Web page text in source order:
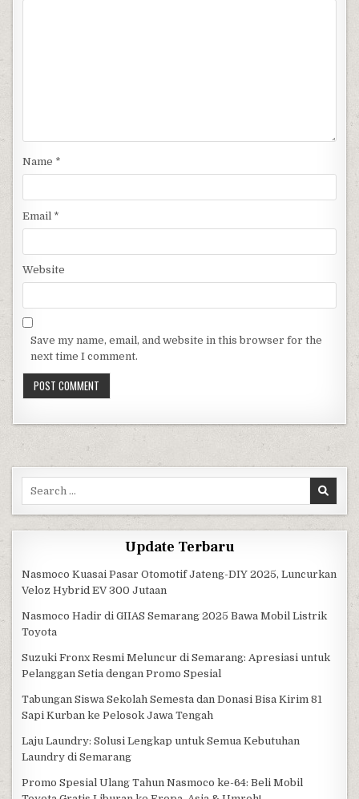
Name *
Email *
Website
Save my name, email, and website in this browser for the
next time I comment.
Update Terbaru
Nasmoco Kuasai Pasar Otomotif Jateng-DIY 2025, Luncurkan
Veloz Hybrid EV 300 Jutaan
Nasmoco Hadir di GIIAS Semarang 2025 Bawa Mobil Listrik
Toyota
Suzuki Fronx Resmi Meluncur di Semarang: Apresiasi untuk
Pelanggan Setia dengan Promo Spesial
Tabungan Siswa Sekolah Semesta dan Donasi Bisa Kirim 81
Sapi Kurban ke Pelosok Jawa Tengah
Laju Laundry: Solusi Lengkap untuk Semua Kebutuhan
Laundry di Semarang
Promo Spesial Ulang Tahun Nasmoco ke-64: Beli Mobil